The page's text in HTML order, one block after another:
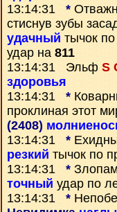
13:14:31 *
стиснув зубы
удачный тычок
удар на 811
13:14:31 Эльф S
здоровья
13:14:31 *
проклиная этот
(2408)
13:14:31 *
резкий тычок по
13:14:31 *
точный удар по
13:14:31 *